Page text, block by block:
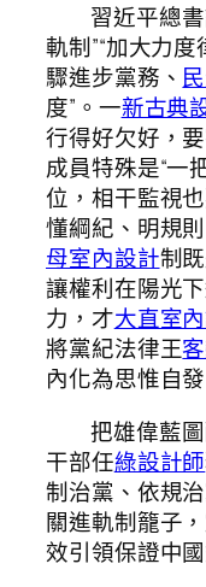
習近平總
軌制”“加大力
驟進步黨務、
度”。一新古典
行得好欠好，
成員特殊是“一
位，相干監視
懂綱紀、明規
母室內設計制
讓權利在陽光
力，才大直室
將黨紀法律王
內化為思惟自
把雄偉藍
干部任綠設計師
制治黨、依規
關進軌制籠子
效引領保證中